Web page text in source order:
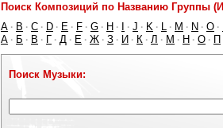
Поиск Композиций по Названию Группы
A · B · C · D · E · F · G · H · · J · K · L · M · N · O ·
А · Б · В · Г · Д · Е · Ж · З · И · К · Л · М · Н · О · П
Поиск Музыки: